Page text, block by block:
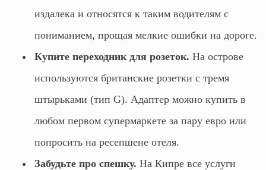
издалека и относятся к таким водителям с
пониманием, прощая мелкие ошибки на дороге.
Купите переходник для розеток. На острове
используются британские розетки с тремя
штырьками (тип G). Адаптер можно купить в
любом первом супермаркете за пару евро или
попросить на ресепшене отеля.
Забудьте про спешку. На Кипре все услуги